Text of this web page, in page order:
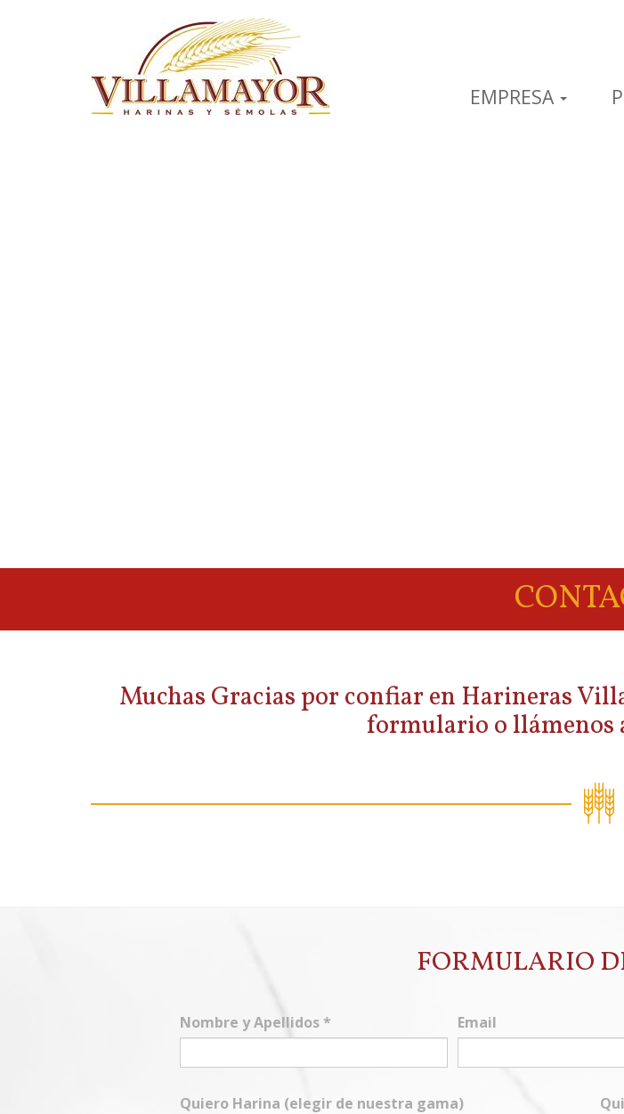
Pasar al contenido principal
EMPRESA
Muchas Gracias por confiar en Harineras
formulario o llámenos
FORMULARIO
Nombre y Apellidos* Email
Quiero Harina (elegir de nuestra gama)